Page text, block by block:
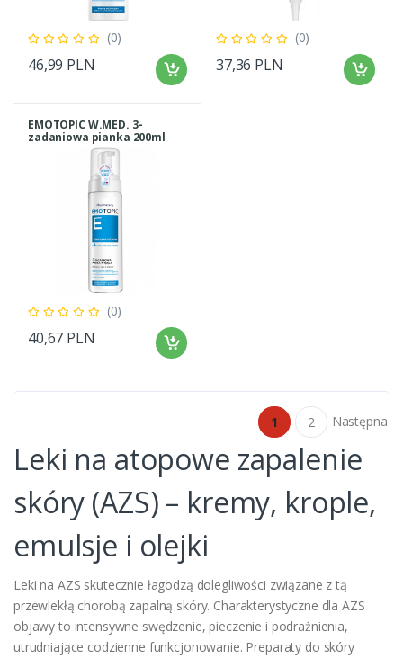
(0)
46,99 PLN
(0)
37,36 PLN
EMOTOPIC W.MED. 3-
zadaniowa pianka 200ml
(0)
40,67 PLN
1 2 Następna
Leki na atopowe zapalenie
skóry (AZS) – kremy, krople,
emulsje i olejki
Leki na AZS skutecznie łagodzą dolegliwości związane z tą
przewlekłą chorobą zapalną skóry. Charakterystyczne dla AZS
objawy to intensywne swędzenie, pieczenie i podrażnienia,
utrudniające codzienne funkcjonowanie. Preparaty do skóry